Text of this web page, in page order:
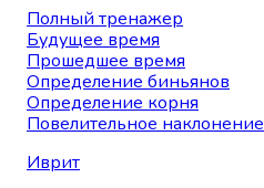
Полный тренажер
Будущее время
Прошедшее время
Определение биньянов
Определение корня
Повелительное наклонение
Иврит